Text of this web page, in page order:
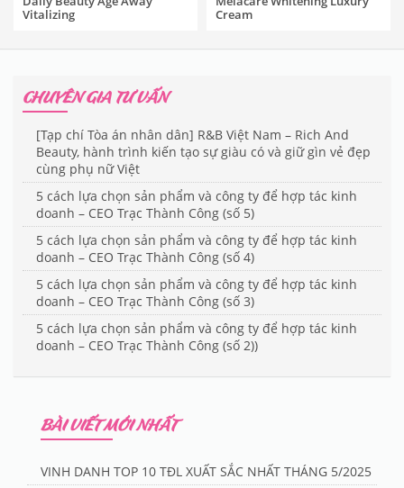
Vitalizing
Cream
CHUYÊN GIA TƯ VẤN
[Tạp chí Tòa án nhân dân] R&B Việt Nam – Rich And
Beauty, hành trình kiến tạo sự giàu có và giữ gìn vẻ đẹp
cùng phụ nữ Việt
5 cách lựa chọn sản phẩm và công ty để hợp tác kinh
doanh – CEO Trạc Thành Công (số 5)
5 cách lựa chọn sản phẩm và công ty để hợp tác kinh
doanh – CEO Trạc Thành Công (số 4)
5 cách lựa chọn sản phẩm và công ty để hợp tác kinh
doanh – CEO Trạc Thành Công (số 3)
5 cách lựa chọn sản phẩm và công ty để hợp tác kinh
doanh – CEO Trạc Thành Công (số 2))
BÀI VIẾT MỚI NHẤT
VINH DANH TOP 10 TĐL XUẤT SẮC NHẤT THÁNG 5/2025